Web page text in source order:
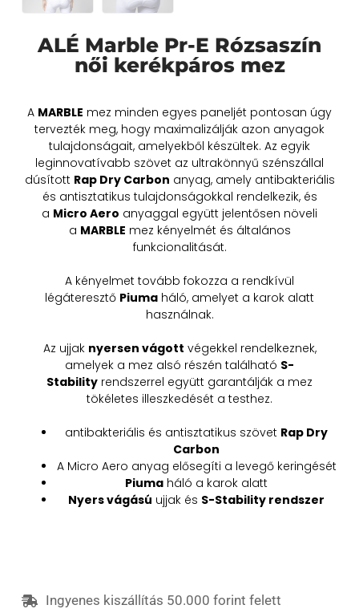
ALÉ Marble Pr-E Rózsaszín
női kerékpáros mez
A MARBLE mez minden egyes paneljét pontosan úgy
tervezték meg, hogy maximalizálják azon anyagok
tulajdonságait, amelyekből készültek. Az egyik
leginnovatívabb szövet az ultrakönnyű szénszállal
dúsított Rap Dry Carbon anyag, amely antibakteriális
és antisztatikus tulajdonságokkal rendelkezik, és
a Micro Aero anyaggal együtt jelentősen növeli
a MARBLE mez kényelmét és általános
funkcionalitását.
A kényelmet tovább fokozza a rendkívül
légáteresztő Piuma háló, amelyet a karok alatt
használnak.
Az ujjak nyersen vágott végekkel rendelkeznek,
amelyek a mez alsó részén található S-
Stability rendszerrel együtt garantálják a mez
tökéletes illeszkedését a testhez.
antibakteriális és antisztatikus szövet Rap Dry
Carbon
A Micro Aero anyag elősegíti a levegő keringését
Piuma háló a karok alatt
Nyers vágású ujjak és S-Stability rendszer
Ingyenes kiszállítás 50.000 forint felett